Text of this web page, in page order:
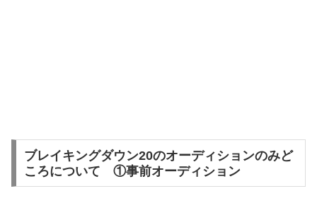
ブレイキングダウン20のオーディションのみど
ころについて ①事前オーディション